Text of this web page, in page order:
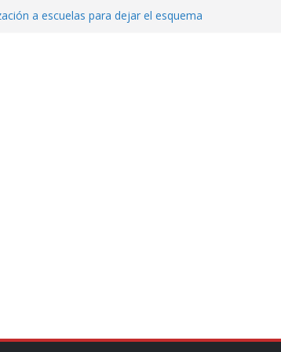
a escuelas para dejar el esquema
Unidos